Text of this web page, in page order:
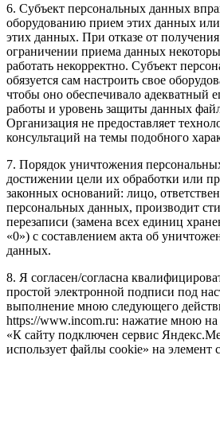
6. Субъект персональных данных
оборудованию прием этих данных
этих данных. При отказе от
ограничении приема данных
работать некорректно. Субъект
обязуется сам настроить свое
чтобы оно обеспечивало адекватный
работы и уровень защиты данных
Организация не предоставляет
консультаций на темы подобного
7. Порядок уничтожения
достижении цели их обработки или
законных оснований: лицо,
персональных данных, производит
перезаписи (замена всех единиц
«0») с составлением акта об
данных.
8. Я согласен/согласна
простой электронной подписи под
выполнение мною следующего
https://www.incom.ru: нажатие мною на
«К сайту подключен сервис
использует файлы cookie» на элемент